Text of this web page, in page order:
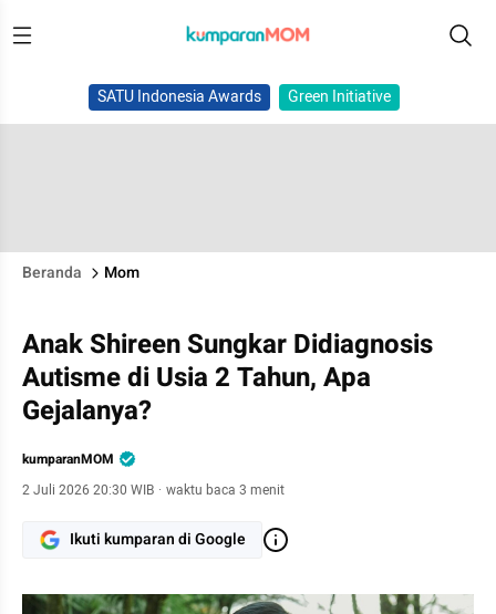
SATU Indonesia Awards Green Initiative
Beranda Mom
Anak Shireen Sungkar Didiagnosis
Autisme di Usia 2 Tahun, Apa
Gejalanya?
kumparanMOM
2 Juli 2026 20:30 WIB · waktu baca 3 menit
Ikuti kumparan di Google